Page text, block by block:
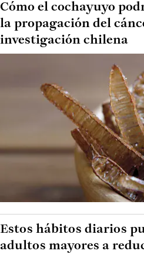
Cómo el cochayuyo
la propagación del
investigación chilena
Estos hábitos diarios
adultos mayores a